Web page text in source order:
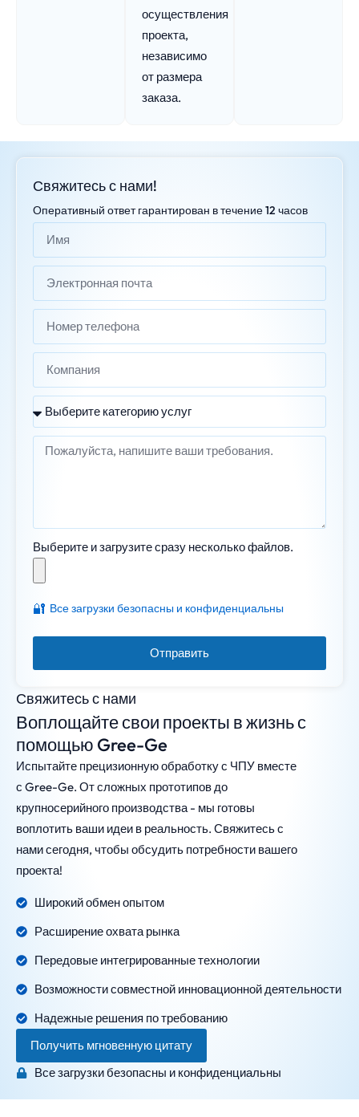
осуществления
проекта,
независимо
от размера
заказа.
Свяжитесь с нами
Воплощайте свои проекты в жизнь с
помощью Gree-Ge
Испытайте прецизионную обработку с ЧПУ вместе
с Gree-Ge. От сложных прототипов до
крупносерийного производства - мы готовы
воплотить ваши идеи в реальность. Свяжитесь с
нами сегодня, чтобы обсудить потребности вашего
проекта!
Широкий обмен опытом
Расширение охвата рынка
Передовые интегрированные технологии
Возможности совместной инновационной деятельности
Надежные решения по требованию
Получить мгновенную цитату
Все загрузки безопасны и конфиденциальны
Свяжитесь с нами!
Оперативный ответ гарантирован в течение 12 часов
Выберите и загрузите сразу несколько файлов.
🔐 Все загрузки безопасны и конфиденциальны
Отправить